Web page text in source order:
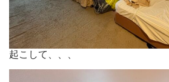
起こして、、、